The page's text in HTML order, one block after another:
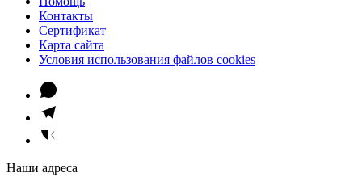
Контакты
Сертификат
Карта сайта
Условия использования файлов cookies
Наши адреса